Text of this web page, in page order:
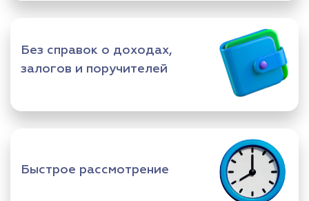
Без справок о доходах,
залогов и поручителей
Быстрое рассмотрение